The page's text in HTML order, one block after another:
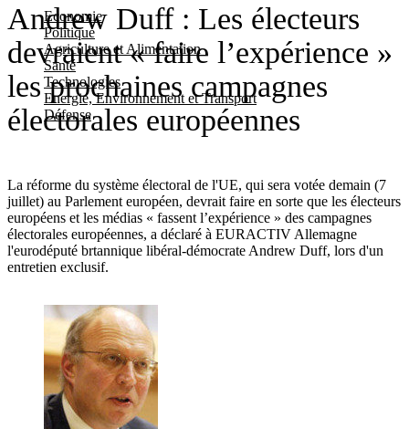
Economie
Politique
Agriculture et Alimentation
Santé
Technologies
Energie, Environnement et Transport
Défense
Andrew Duff : Les électeurs
devraient « faire l’expérience »
les prochaines campagnes
électorales européennes
La réforme du système électoral de l'UE, qui sera votée demain (7
juillet) au Parlement européen, devrait faire en sorte que les électeurs
européens et les médias « fassent l’expérience » des campagnes
électorales européennes, a déclaré à EURACTIV Allemagne
l'eurodéputé brtannique libéral-démocrate Andrew Duff, lors d'un
entretien exclusif.